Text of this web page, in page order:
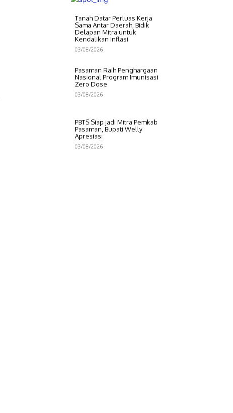
Tanah Datar Perluas Kerja
Sama Antar Daerah, Bidik
Delapan Mitra untuk
Kendalikan Inflasi
03/08/2026
Pasaman Raih Penghargaan
Nasional Program Imunisasi
Zero Dose
03/08/2026
PBTS Siap jadi Mitra Pemkab
Pasaman, Bupati Welly
Apresiasi
03/08/2026